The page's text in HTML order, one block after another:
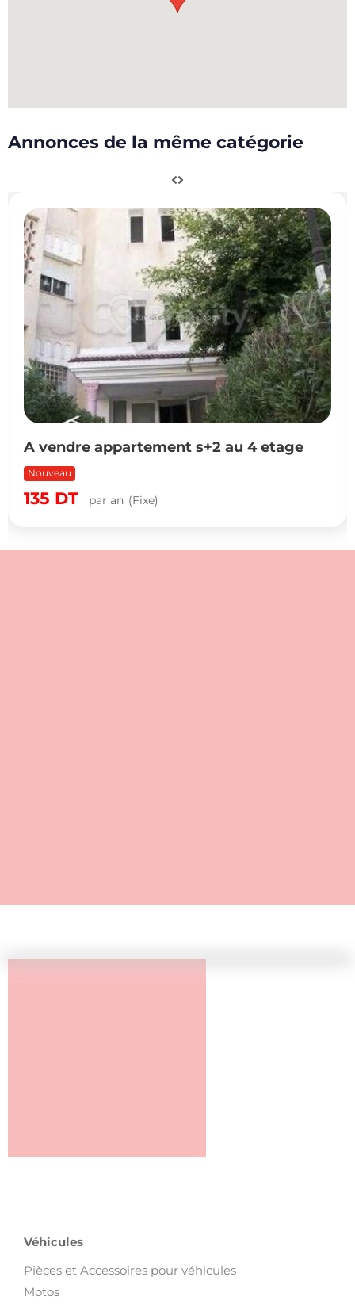
Annonces de la même catégorie
A vendre appartement s+2 au 4 etage
Nouveau
135 DT par an (Fixe)
Véhicules
Pièces et Accessoires pour véhicules
Motos